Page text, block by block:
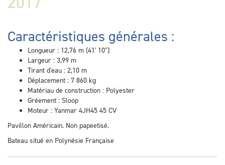
Caractéristiques générales :
Longueur : 12,76 m (41' 10")
Largeur : 3,99 m
Tirant d'eau : 2,10 m
Déplacement : 7 860 kg
Matériau de construction : Polyester
Gréement : Sloop
Moteur : Yanmar 4JH45 45 CV
Pavillon Américain. Non papeetisé.
Bateau situé en Polynésie Française